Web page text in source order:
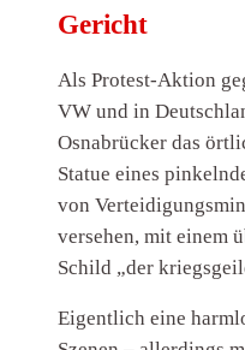
Gericht
Als Protest-Aktion
VW und in
Osnabrücker das
Statue eines
von
versehen, mit einem
Schild „der
Eigentlich eine